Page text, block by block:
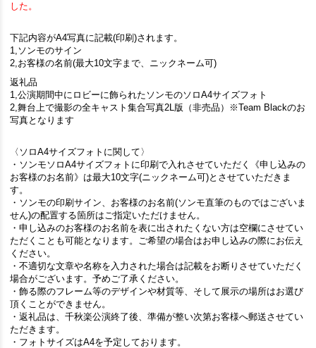
した。
下記内容がA4写真に記載(印刷)されます。
1,ソンモのサイン
2,お客様の名前(最大10文字まで、ニックネーム可)
返礼品
1,公演期間中にロビーに飾られたソンモのソロA4サイズフォト
2,舞台上で撮影の全キャスト集合写真2L版（非売品）※Team Blackのお
写真となります
〈ソロA4サイズフォトに関して〉
・ソンモソロA4サイズフォトに印刷で入れさせていただく《申し込みの
お客様のお名前》は最大10文字(ニックネーム可)とさせていただきま
す。
・ソンモの印刷サイン、お客様のお名前(ソンモ直筆のものではございま
せん)の配置する箇所はご指定いただけません。
・申し込みのお客様のお名前を表に出されたくない方は空欄にさせてい
ただくことも可能となります。ご希望の場合はお申し込みの際にお伝え
ください。
・不適切な文章や名称を入力された場合は記載をお断りさせていただく
場合がございます。予めご了承ください。
・飾る際のフレーム等のデザインや材質等、そして展示の場所はお選び
頂くことができません。
・返礼品は、千秋楽公演終了後、準備が整い次第お客様へ郵送させてい
ただきます。
・フォトサイズはA4を予定しております。